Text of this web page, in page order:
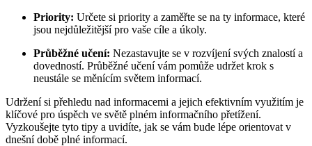
Priority: Určete si priority a zaměřte se na ty informace, které
jsou nejdůležitější pro vaše cíle a úkoly.
Průběžné učení: Nezastavujte se v rozvíjení svých znalostí a
dovedností. Průběžné učení vám pomůže udržet krok s
neustále se měnícím světem informací.
Udržení si přehledu nad informacemi a jejich efektivním využitím je
klíčové pro úspěch ve světě plném informačního přetížení.
Vyzkoušejte tyto tipy a uvidíte, jak se vám bude lépe orientovat v
dnešní době plné informací.